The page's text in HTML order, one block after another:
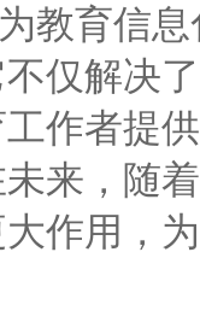
育信息
仅解决
作者提
来，随
作用，